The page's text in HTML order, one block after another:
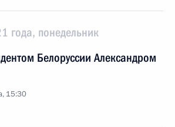
года, понедельник
Белоруссии Александром
15:30